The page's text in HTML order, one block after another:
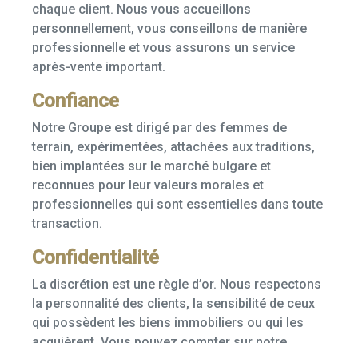
chaque client. Nous vous accueillons
personnellement, vous conseillons de manière
professionnelle et vous assurons un service
après-vente important.
Confiance
Notre Groupe est dirigé par des femmes de
terrain, expérimentées, attachées aux traditions,
bien implantées sur le marché bulgare et
reconnues pour leur valeurs morales et
professionnelles qui sont essentielles dans toute
transaction.
Confidentialité
La discrétion est une règle d’or. Nous respectons
la personnalité des clients, la sensibilité de ceux
qui possèdent les biens immobiliers ou qui les